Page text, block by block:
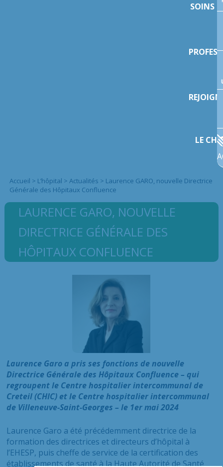
SOINS
LE
Accueil > L’hôpital > Actualités > Laurence GARO, nouvelle Directrice
Générale des Hôpitaux Confluence
LAURENCE GARO, NOUVELLE
DIRECTRICE GÉNÉRALE DES
HÔPITAUX CONFLUENCE
Laurence Garo a pris ses fonctions de nouvelle
Directrice Générale des Hôpitaux Confluence – qui
regroupent le Centre hospitalier intercommunal de
Creteil (CHIC) et le Centre hospitalier intercommunal
de Villeneuve-Saint-Georges – le 1er mai 2024
Laurence Garo a été précédemment directrice de la
formation des directrices et directeurs d’hôpital à
l’EHESP, puis cheffe de service de la certification des
établissements de santé à la Haute Autorité de Santé